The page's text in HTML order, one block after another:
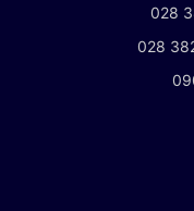
028
028